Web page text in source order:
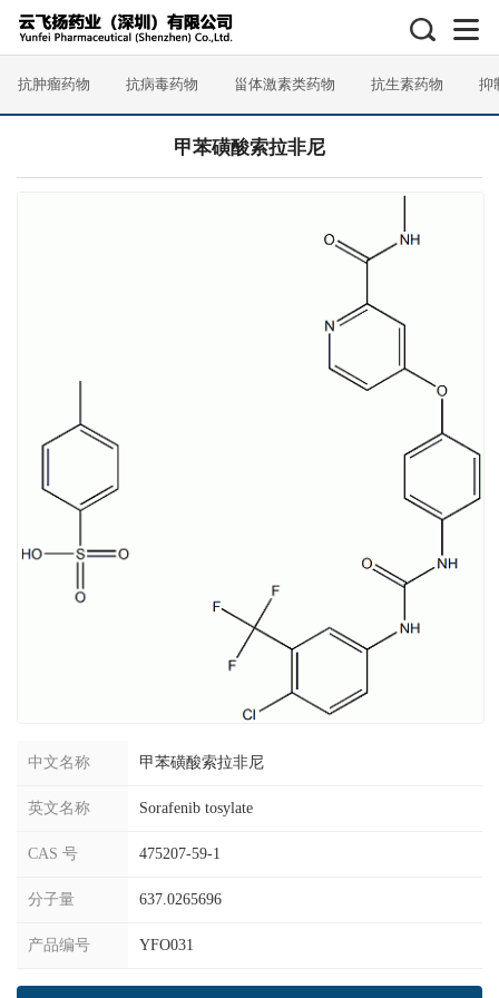
抗肿瘤药物 抗病毒药物 甾体激素类药物 抗生素药物 抑
甲苯磺酸索拉非尼
中文名称 甲苯磺酸索拉非尼
英文名称 Sorafenib tosylate
CAS 号 475207-59-1
分子量 637.0265696
产品编号 YFO031